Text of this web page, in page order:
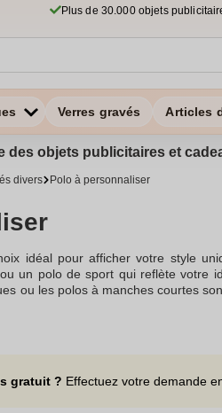
Plus de 30.000 objets
Verres gravés Articles
des objets publicitaires et
divers Polo à personnaliser
idéal pour afficher votre style
un polo de sport qui reflète votre
ou les polos à manches courtes
texte ou une image. Que vous
être personnalisés selon vos
un seul polo ou opter
en toute simplicité. Si vous
attentes. La livraison rapide sous
gratuit ? Effectuez votre demande